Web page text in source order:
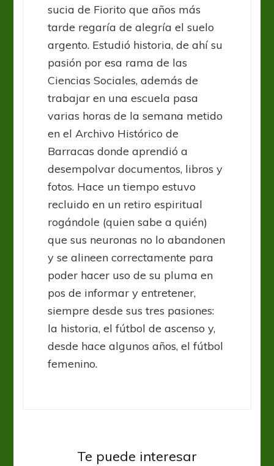
sucia de Fiorito que años más
tarde regaría de alegría el suelo
argento. Estudió historia, de ahí su
pasión por esa rama de las
Ciencias Sociales, además de
trabajar en una escuela pasa
varias horas de la semana metido
en el Archivo Histórico de
Barracas donde aprendió a
desempolvar documentos, libros y
fotos. Hace un tiempo estuvo
recluido en un retiro espiritual
rogándole (quien sabe a quién)
que sus neuronas no lo abandonen
y se alineen correctamente para
poder hacer uso de su pluma en
pos de informar y entretener,
siempre desde sus tres pasiones:
la historia, el fútbol de ascenso y,
desde hace algunos años, el fútbol
femenino.
Te puede interesar
quieran entregar el padrón es una